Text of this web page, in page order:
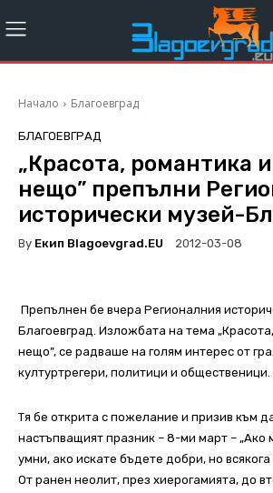
Начало Благоевград
БЛАГОЕВГРАД
„Красота, романтика
нещо” препълни
исторически музей-
By Екип Blagoevgrad.EU 2012-03-08
Препълнен бе вчера Регионалния
Благоевград. Изложбата на тема
нещо”, се радваше на голям интерес от
културтрегери, политици и общественици.
Тя бе открита с пожелание и призив към
настъпващият празник – 8-ми март – „Ако
умни, ако искате бъдете добри, но всякога
От ранен неолит, през хиерогамията, до